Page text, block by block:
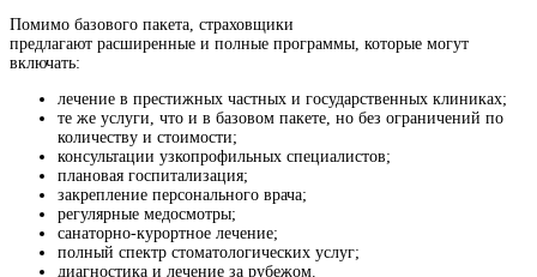
Помимо базового пакета, страховщики
предлагают расширенные и полные программы, которые могут
включать:
лечение в престижных частных и государственных клиниках;
те же услуги, что и в базовом пакете, но без ограничений по
количеству и стоимости;
консультации узкопрофильных специалистов;
плановая госпитализация;
закрепление персонального врача;
регулярные медосмотры;
санаторно-курортное лечение;
полный спектр стоматологических услуг;
диагностика и лечение за рубежом.